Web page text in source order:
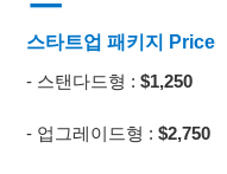
스타트업 패키지 Price
- 스탠다드형 : $1,250
- 업그레이드형 : $2,750